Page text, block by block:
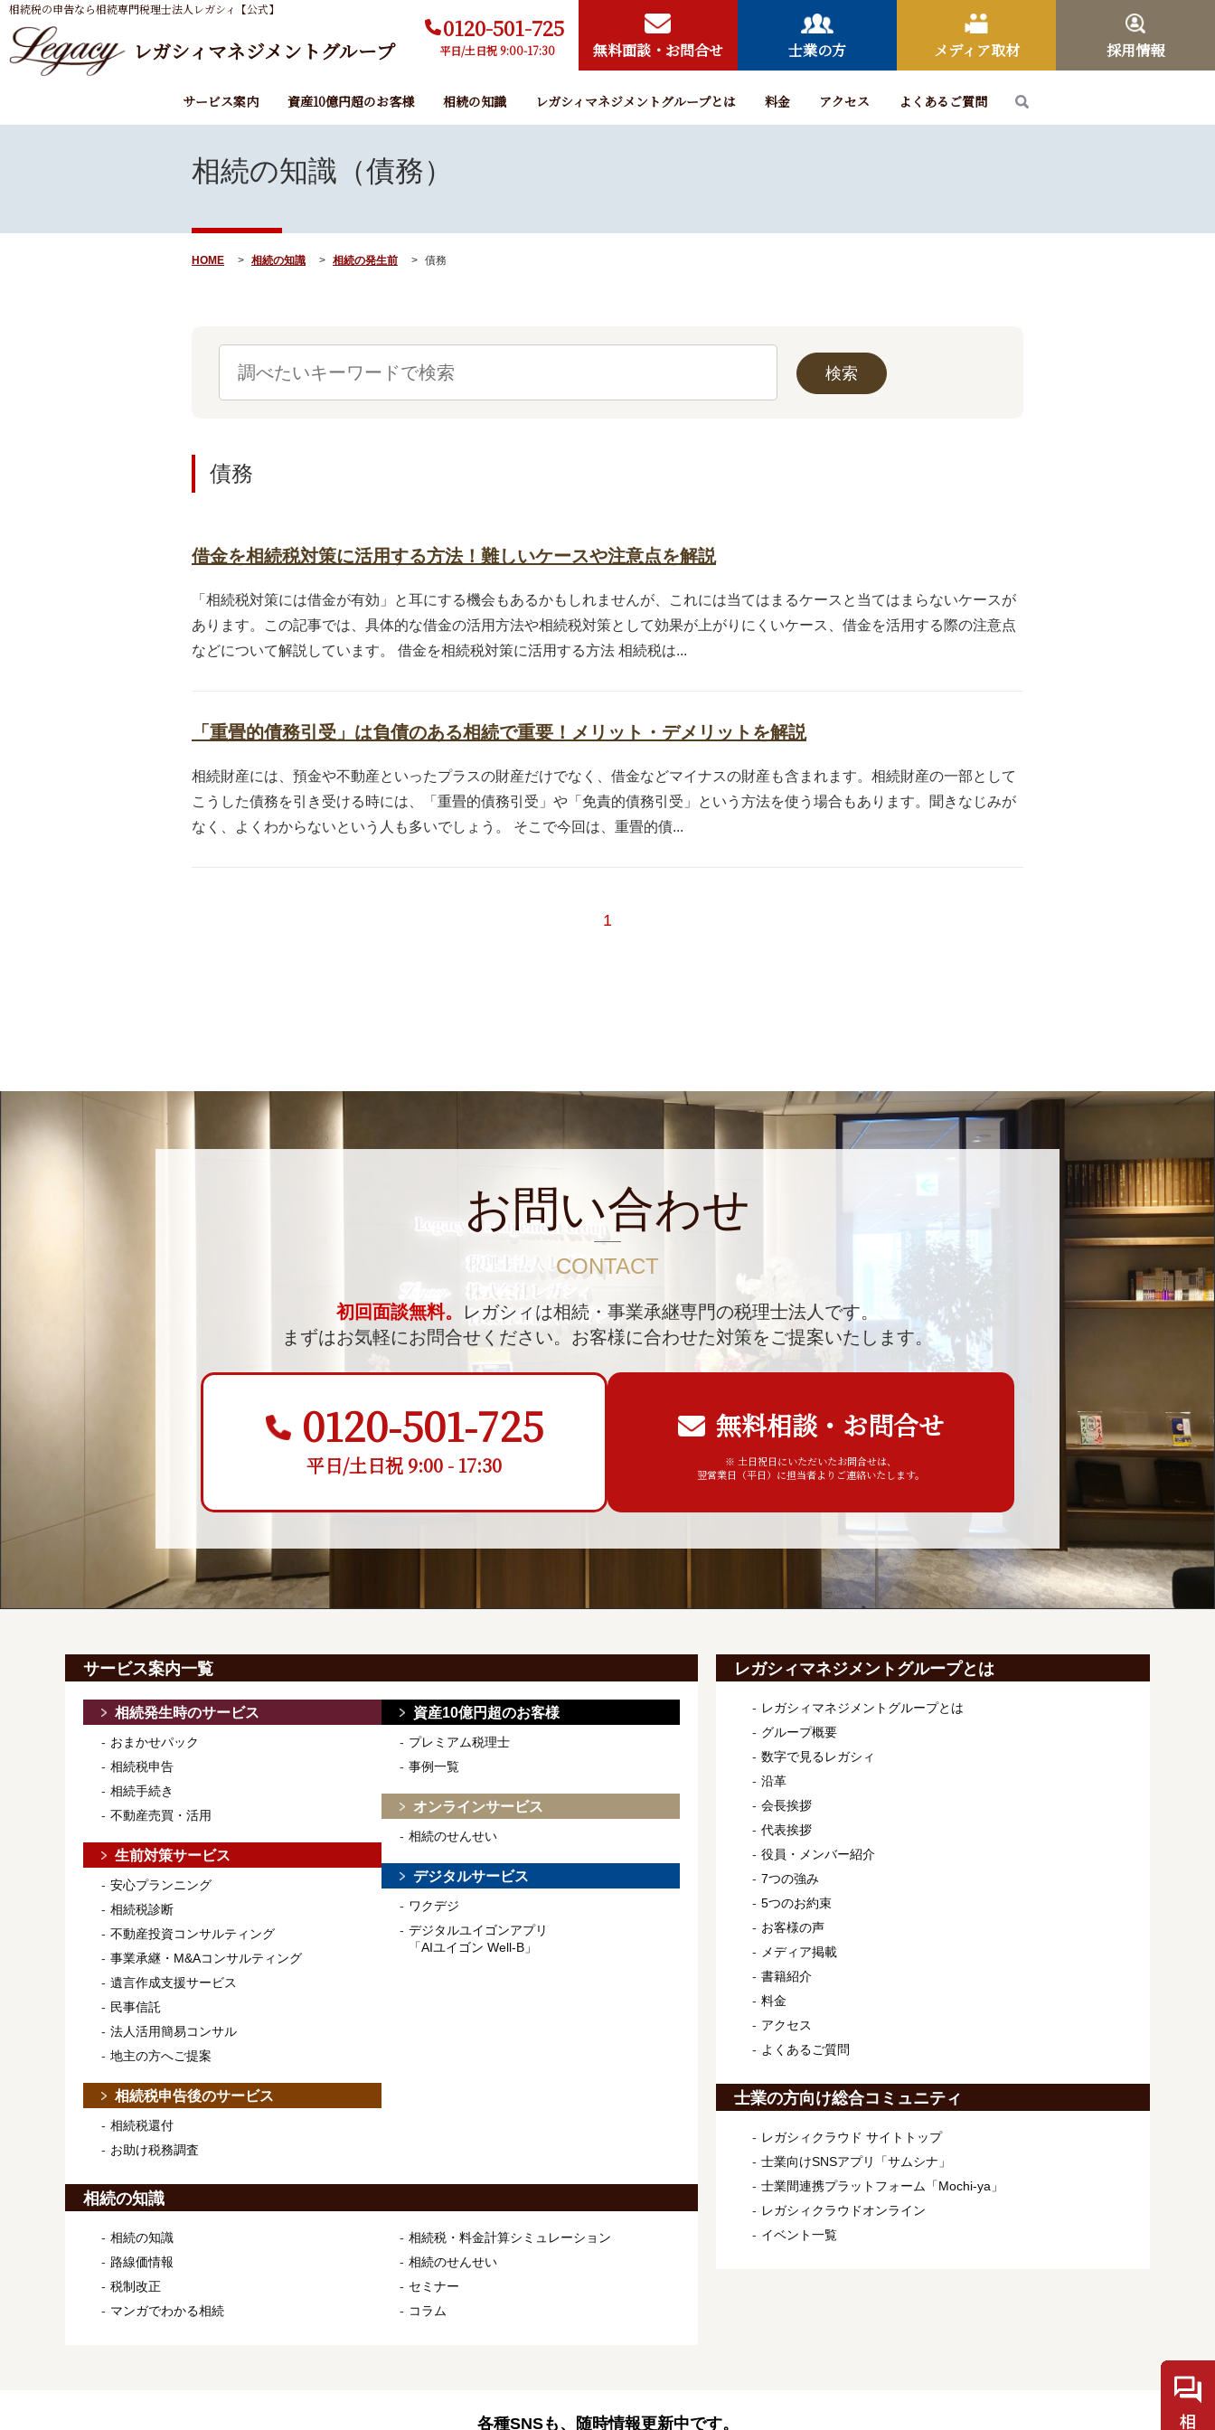
相続税の申告なら相続専門税理士法人レガシィ【公式】
レガシィマネジメントグループ
0120-501-725
平日/土日祝 9:00-17:30 無料面談・お問合せ 士業の方 メディア取材 採用情報
サービス案内 資産10億円超のお客様 相続の知識 レガシィマネジメントグループとは 料金 アクセス よくあるご質問
相続の知識（債務）
HOME 相続の知識 相続の発生前 債務
債務
借金を相続税対策に活用する方法！難しいケースや注意点を解説
「相続税対策には借金が有効」と耳にする機会もあるかもしれませんが、これには当てはまるケースと当てはまらないケースが
あります。この記事では、具体的な借金の活用方法や相続税対策として効果が上がりにくいケース、借金を活用する際の注意点
などについて解説しています。 借金を相続税対策に活用する方法 相続税は...
「重畳的債務引受」は負債のある相続で重要！メリット・デメリットを解説
相続財産には、預金や不動産といったプラスの財産だけでなく、借金などマイナスの財産も含まれます。相続財産の一部として
こうした債務を引き受ける時には、「重畳的債務引受」や「免責的債務引受」という方法を使う場合もあります。聞きなじみが
なく、よくわからないという人も多いでしょう。 そこで今回は、重畳的債...
1
お問い合わせ
CONTACT
初回面談無料。
レガシィは相続・事業承継専門の税理士法人です。
まずはお気軽にお問合せください。 お客様に合わせた対策をご提案いたします。
0120-501-725
平日/土日祝 9:00 - 17:30
無料相談・お問合せ
※ 土日祝日にいただいたお問合せは、
翌営業日（平日）に担当者よりご連絡いたします。
サービス案内一覧
相続発生時のサービス
おまかせパック
相続税申告
相続手続き
不動産売買・活用
生前対策サービス
安心プランニング
相続税診断
不動産投資コンサルティング
事業承継・M&Aコンサルティング
遺言作成支援サービス
民事信託
法人活用簡易コンサル
地主の方へご提案
相続税申告後のサービス
相続税還付
お助け税務調査
資産10億円超のお客様
プレミアム税理士
事例一覧
オンラインサービス
相続のせんせい
デジタルサービス
ワクデジ
デジタルユイゴンアプリ
「AIユイゴン Well-B」
相続の知識
相続の知識
路線価情報
税制改正
マンガでわかる相続
相続税・料金計算シミュレーション
相続のせんせい
セミナー
コラム
レガシィマネジメントグループとは
レガシィマネジメントグループとは
グループ概要
数字で見るレガシィ
沿革
会長挨拶
代表挨拶
役員・メンバー紹介
7つの強み
5つのお約束
お客様の声
メディア掲載
書籍紹介
料金
アクセス
よくあるご質問
士業の方向け総合コミュニティ
レガシィクラウド サイトトップ
士業向けSNSアプリ「サムシナ」
士業間連携プラットフォーム「Mochi-ya」
レガシィクラウドオンライン
イベント一覧
各種SNSも、随時情報更新中です。